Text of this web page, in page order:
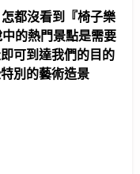
都沒看到『椅子樂
的熱門景點是需要
可到達我們的目的
別的藝術造景